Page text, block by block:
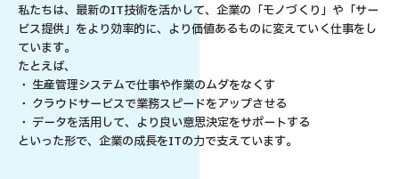
私たちは、最新のIT技術を活かして、企業の「モノづくり」や「サー
ビス提供」をより効率的に、より価値あるものに変えていく仕事をし
ています。
たとえば、
生産管理システムで仕事や作業のムダをなくす
クラウドサービスで業務スピードをアップさせる
データを活用して、より良い意思決定をサポートする
といった形で、企業の成長をITの力で支えています。